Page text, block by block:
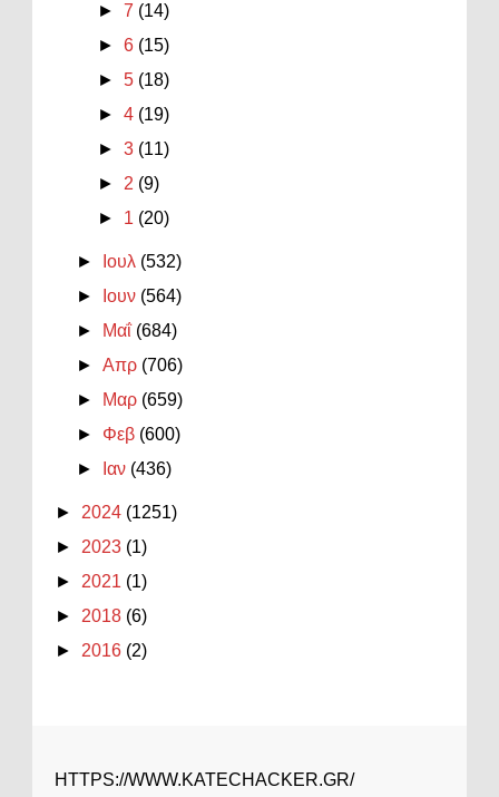
►7 (14)
►6 (15)
►5 (18)
►4 (19)
►3 (11)
► 2 (9)
► 1 (20)
► Ιουλ (532)
►
Ιουν (564)
►
Μαΐ (684)
►Απρ (706)
►
Μαρ (659)
► Φεβ (600)
►
Ιαν (436)
► 2024 (1251)
► 2023 (1)
► 2021 (1)
► 2018 (6)
► 2016 (2)
HTTPS://WWW.KATECHACKER.GR/